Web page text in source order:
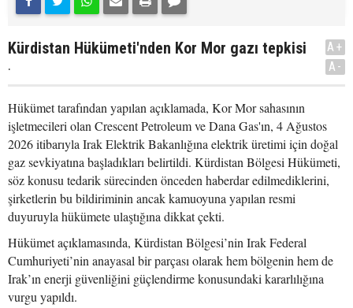
Kürdistan Hükümeti'nden Kor Mor gazı tepkisi
.
A+
A-
Hükümet tarafından yapılan açıklamada, Kor Mor sahasının
işletmecileri olan Crescent Petroleum ve Dana Gas'ın, 4 Ağustos
2026 itibarıyla Irak Elektrik Bakanlığına elektrik üretimi için doğal
gaz sevkiyatına başladıkları belirtildi. Kürdistan Bölgesi Hükümeti,
söz konusu tedarik sürecinden önceden haberdar edilmediklerini,
şirketlerin bu bildiriminin ancak kamuoyuna yapılan resmi
duyuruyla hükümete ulaştığına dikkat çekti.
Hükümet açıklamasında, Kürdistan Bölgesi’nin Irak Federal
Cumhuriyeti’nin anayasal bir parçası olarak hem bölgenin hem de
Irak’ın enerji güvenliğini güçlendirme konusundaki kararlılığına
vurgu yapıldı.